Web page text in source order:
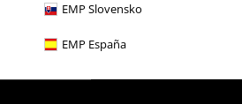
EMP Slovensko
EMP España